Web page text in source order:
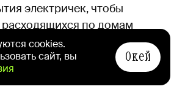
электричек, чтобы
расходящихся по домам
одна случайная встреча,
очарование — или даже
cookies.
сайт, вы
Окей